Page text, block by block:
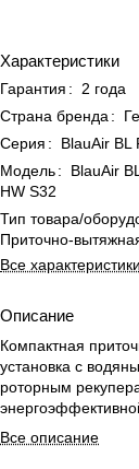
Характеристики
Гарантия :
2 года
Страна бренда :
Серия :
BlauAir BL
Модель:
BlauAir
HW S32
Тип товара/
Приточно-
Все характеристики
Описание
Компактная
установка с
роторным
в умеренном
Все описание